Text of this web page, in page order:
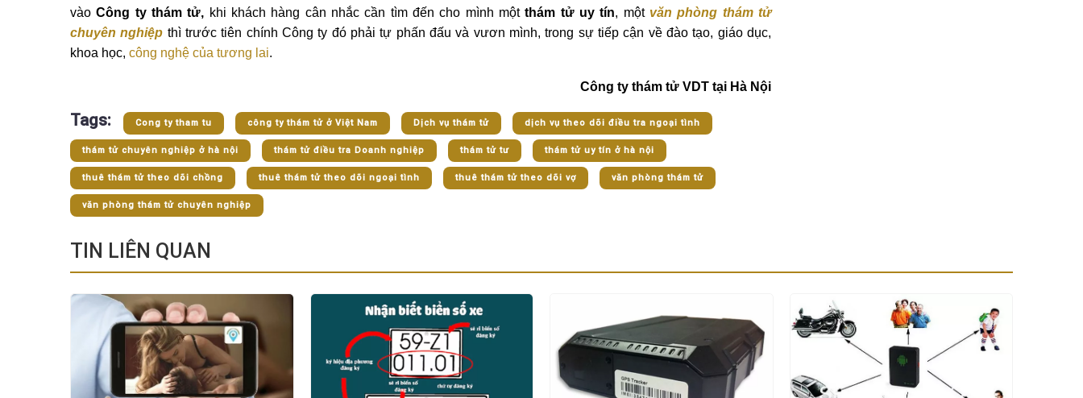
vàoCông ty thám tử, khi khách hàng cân nhắc cần tìm đến cho mình mộtthám tử uy tín, một văn phòng thám tử
chuyên nghiệp thì trước tiên chính Công ty đó phải tự phấn đấu và vươn mình, trong sự tiếp cận về đào tạo, giáo dục,
khoa học, công nghệ của tương lai.
Công ty thám tử VDT tại Hà Nội
Tags: Cong ty tham tu công ty thám tử ở Việt Nam Dịch vụ thám tử dịch vụ theo dõi điều tra ngoại tình
thám tử chuyên nghiệp ở hà nội thám tử điều tra Doanh nghiệp thám tử tư thám tử uy tín ở hà nội
thuê thám tử theo dõi chồng thuê thám tử theo dõi ngoại tình thuê thám tử theo dõi vợ văn phòng thám tử
văn phòng thám tử chuyên nghiệp
TIN LIÊN QUAN